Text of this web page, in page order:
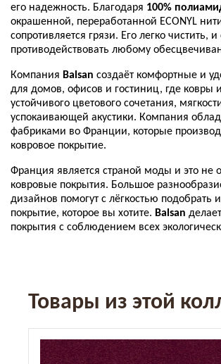
его надежность. Благодаря 100%
окрашенной, переработанной ECONYL
сопротивляется грязи. Его легко чистить,
противодействовать любому
Компания Balsan создаёт комфортные и
для домов, офисов и гостиниц, где ковры
устойчивого цветового сочетания,
успокаивающей акустики. Компания
фабриками во Франции, которые
ковровое покрытие.
Франция является страной моды и это не
ковровые покрытия. Большое
дизайнов помогут с лёгкостью подобрать
покрытие, которое вы хотите. Balsan
покрытия с соблюдением всех
Товары из этой